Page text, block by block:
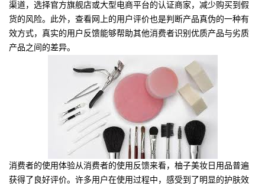
渠道，选择官方旗舰店或大型电商平台的认证商家，减少购买到假
货的风险。此外，查看网上的用户评价也是判断产品真伪的一种有
效方式，真实的用户反馈能够帮助其他消费者识别优质产品与劣质
产品之间的差异。
消费者的使用体验从消费者的使用反馈来看，柚子美妆日用品普遍
获得了良好评价。许多用户在使用过程中，感受到了明显的护肤效